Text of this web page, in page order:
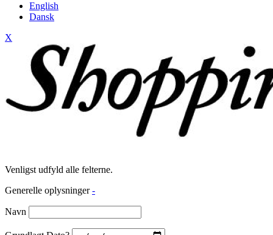
English
Dansk
X
Venligst udfyld alle felterne.
Generelle oplysninger -
Navn